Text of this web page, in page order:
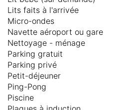
Lits faits à l'arrivée
Micro-ondes
Navette aéroport ou gare
Nettoyage - ménage
Parking gratuit
Parking privé
Petit-déjeuner
Ping-Pong
Piscine